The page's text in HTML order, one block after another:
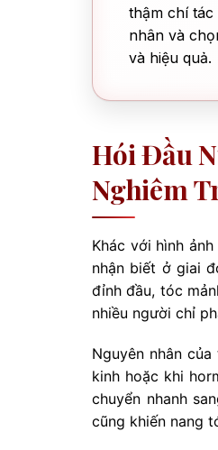
thậm chí
nhân và
và hiệu quả.
Hói Đầu
Nghiêm
Khác với hình
nhận biết ở giai
đỉnh đầu, tóc
nhiều người chỉ
Nguyên nhân
kinh hoặc khi
chuyển nhanh
cũng khiến nang